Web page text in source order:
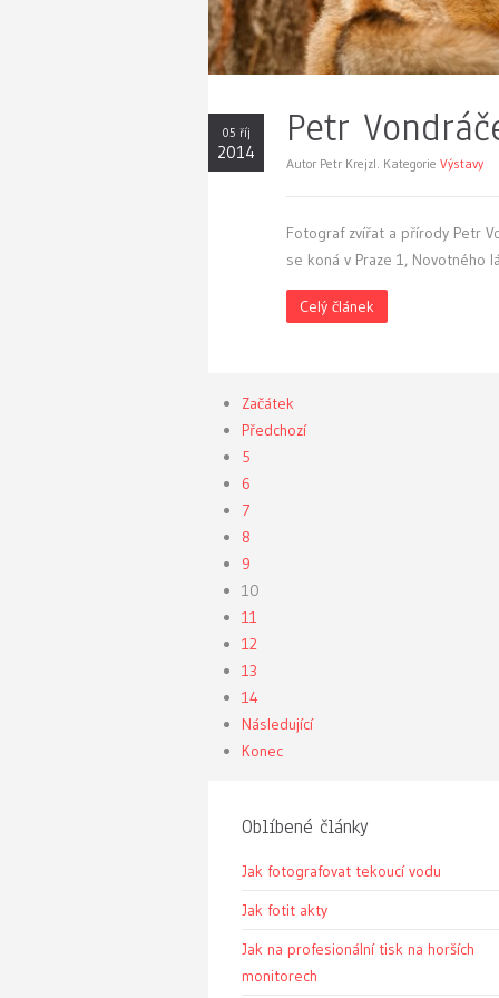
05 říj
2014 Petr
Autor Petr Krejzl. Kategorie Výstavy
Fotograf zvířat a přírody Petr
se koná v Praze 1, Novotného
Celý článek
Začátek
Předchozí
5
6
7
8
9
10
11
12
13
14
Následující
Konec
Oblíbené články
Jak fotografovat tekoucí vodu
Jak fotit akty
Jak na profesionální tisk na horších
monitorech